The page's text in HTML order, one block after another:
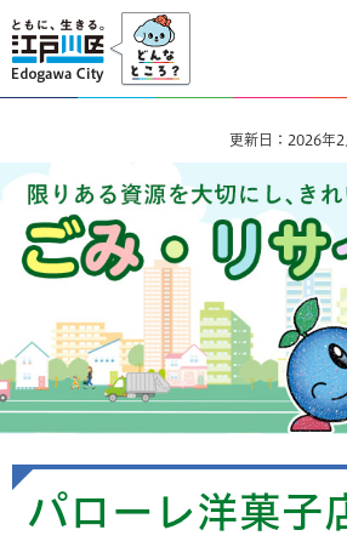
江戸川区
更新日：2026年2
ごみ・リサイクル 限りのある資源を大
守ろう！
パローレ洋菓子